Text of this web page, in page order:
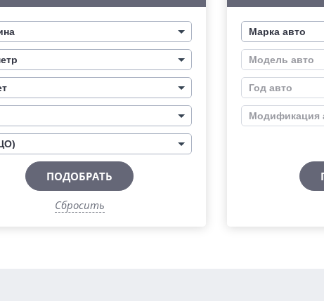
ПОДОБРАТЬ
Сбросить
Марка авто
Модель авто
Год авто
Модификация